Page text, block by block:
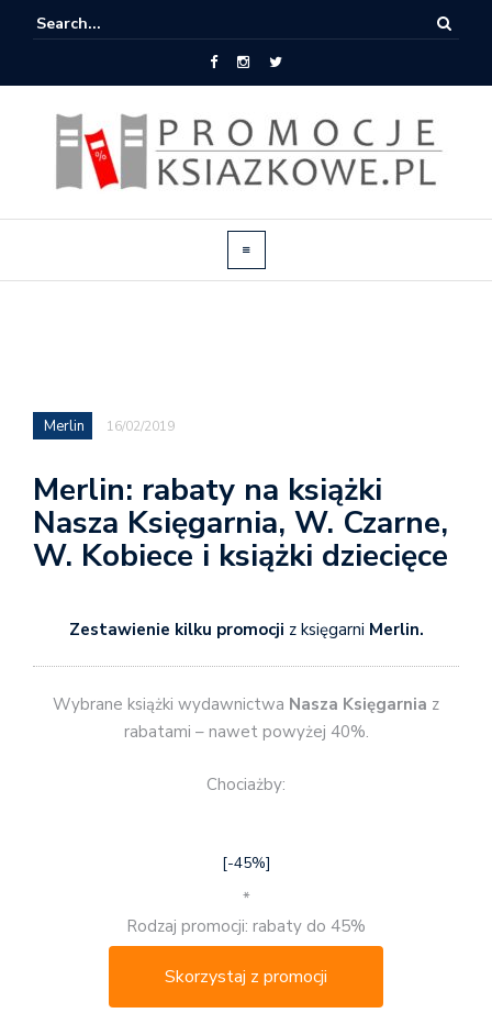
Merlin 16/02/2019
Merlin: rabaty na książki
Nasza Księgarnia, W. Czarne,
W. Kobiece i książki dziecięce
Zestawienie kilku promocji z księgarni Merlin.
Wybrane książki wydawnictwa Nasza Księgarnia z
rabatami – nawet powyżej 40%.
Chociażby:
[-45%]
*
Rodzaj promocji: rabaty do 45%
Skorzystaj z promocji